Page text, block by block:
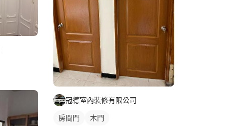
冠德室內裝修有限公司
房間門 木門